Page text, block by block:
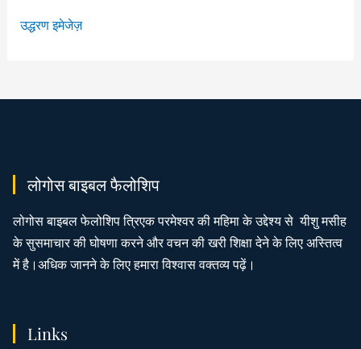
उद्धरण इमेजेज़
लोगोस बाइबल फैलोशिप
लोगोस बाइबल फेलोशिप त्रिएक परमेश्वर की महिमा के उद्देश्य से यीशु मसीह
के सुसमाचार की घोषणा करने और वचन की खरी शिक्षा देने के लिए अस्तित्व
में है।अधिक जानने के लिए हमारा विश्वास वक्तव्य पढ़ें।
Links